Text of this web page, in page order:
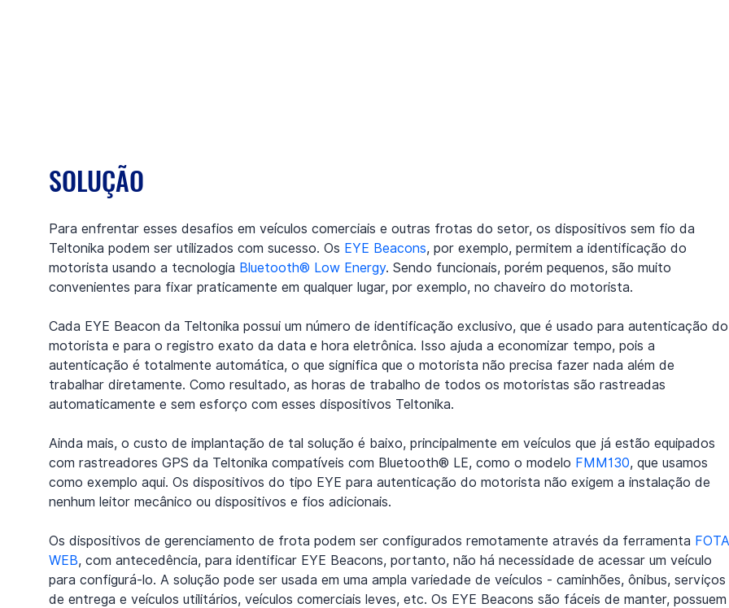
SOLUÇÃO
Para enfrentar esses desafios em veículos comerciais e outras frotas do setor, os dispositivos sem fio da
Teltonika podem ser utilizados com sucesso. Os EYE Beacons, por exemplo, permitem a identificação do
motorista usando a tecnologia Bluetooth® Low Energy. Sendo funcionais, porém pequenos, são muito
convenientes para fixar praticamente em qualquer lugar, por exemplo, no chaveiro do motorista.
Cada EYE Beacon da Teltonika possui um número de identificação exclusivo, que é usado para autenticação do
motorista e para o registro exato da data e hora eletrônica. Isso ajuda a economizar tempo, pois a
autenticação é totalmente automática, o que significa que o motorista não precisa fazer nada além de
trabalhar diretamente. Como resultado, as horas de trabalho de todos os motoristas são rastreadas
automaticamente e sem esforço com esses dispositivos Teltonika.
Ainda mais, o custo de implantação de tal solução é baixo, principalmente em veículos que já estão equipados
com rastreadores GPS da Teltonika compatíveis com Bluetooth® LE, como o modelo FMM130, que usamos
como exemplo aqui. Os dispositivos do tipo EYE para autenticação do motorista não exigem a instalação de
nenhum leitor mecânico ou dispositivos e fios adicionais.
Os dispositivos de gerenciamento de frota podem ser configurados remotamente através da ferramenta FOTA
WEB, com antecedência, para identificar EYE Beacons, portanto, não há necessidade de acessar um veículo
para configurá-lo. A solução pode ser usada em uma ampla variedade de veículos - caminhões, ônibus, serviços
de entrega e veículos utilitários, veículos comerciais leves, etc. Os EYE Beacons são fáceis de manter, possuem